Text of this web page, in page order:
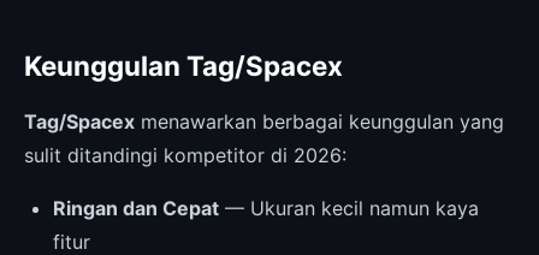
Keunggulan Tag/Spacex
Tag/Spacex menawarkan berbagai keunggulan yang
sulit ditandingi kompetitor di 2026:
Ringan dan Cepat — Ukuran kecil namun kaya
fitur